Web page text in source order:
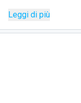
Servizi offerti
Leggi di più